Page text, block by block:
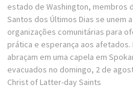
estado de Washington, membros
Santos dos Últimos Dias se unem
organizações comunitárias para
prática e esperança aos
abraçam em uma capela em
evacuados no domingo, 2 de
Christ of Latter-day Saints